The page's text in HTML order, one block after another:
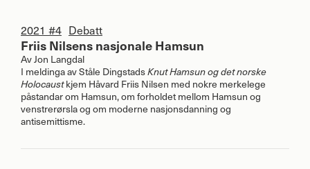
2021 #4 Debatt
Friis Nilsens nasjonale Hamsun
AvJon Langdal
I meldinga av Ståle DingstadsKnut Hamsun og det norske
Holocaustkjem Håvard Friis Nilsen med nokre merkelege
påstandar om Hamsun, om forholdet mellom Hamsun og
venstrerørsla og om moderne nasjonsdanning og
antisemittisme.